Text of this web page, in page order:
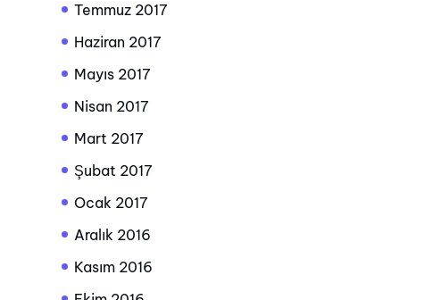
Temmuz 2017
Haziran 2017
Mayıs 2017
Nisan 2017
Mart 2017
Şubat 2017
Ocak 2017
Aralık 2016
Kasım 2016